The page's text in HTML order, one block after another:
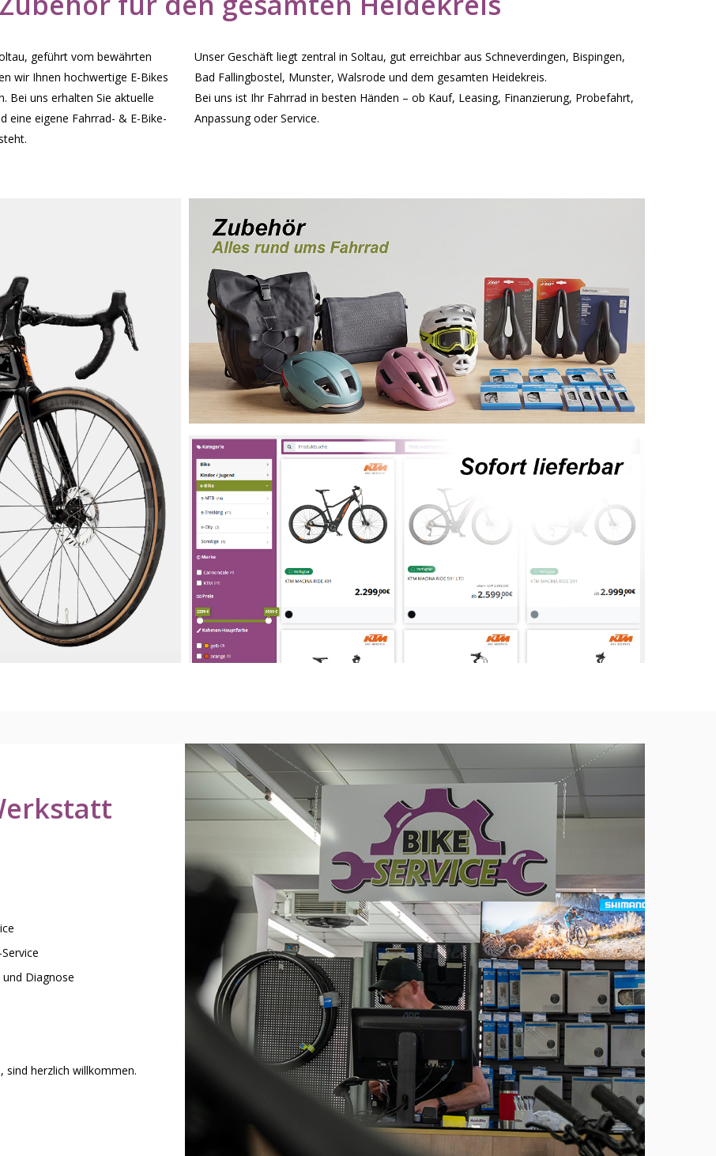
geführt vom bewährten
wir Ihnen hochwertige E-Bikes
Bei uns erhalten Sie aktuelle
eine eigene Fahrrad- & E-Bike-
Unser Geschäft liegt zentral in Soltau, gut erreichbar aus Schneverdingen, Bispingen,
Bad Fallingbostel, Munster, Walsrode und dem gesamten Heidekreis.
Bei uns ist Ihr Fahrrad in besten Händen – ob Kauf, Leasing, Finanzierung, Probefahrt,
Anpassung oder Service.
Diagnose
sind herzlich willkommen.